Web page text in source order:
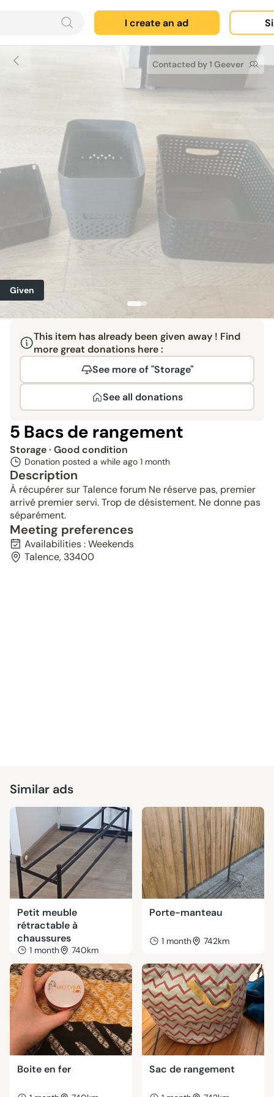
I create an ad
Contacted by 1 Geever
Given
This item has already been given away ! Find
more great donations here :
See more of "Storage"
See all donations
5 Bacs de rangement
Storage· Good condition
Donation posted a while ago 1 month
Description
À récupérer sur Talence forum Ne réserve pas, premier
arrivé premier servi. Trop de désistement. Ne donne pas
séparément.
Meeting preferences
Availabilities : Weekends
Talence, 33400
Similar ads
Petit meuble
rétractable à
chaussures
1 month 740km
Porte-manteau
1 month 742km
Boite en fer Sac de rangement